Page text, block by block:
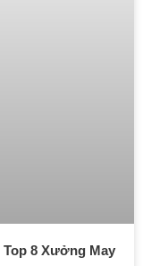
8 Xưởng May